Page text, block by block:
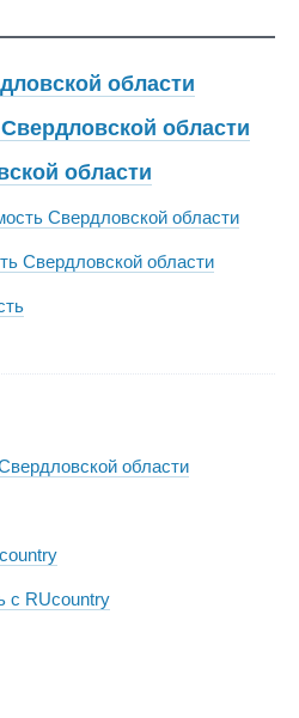
области
области
области
Свердловской области
Свердловской области
области
с RUcountry